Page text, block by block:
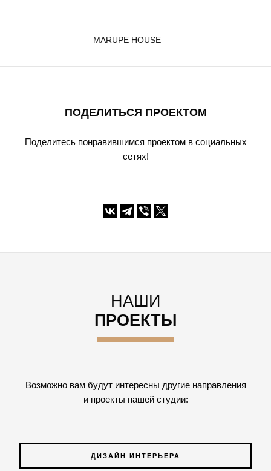
MARUPE HOUSE
ПОДЕЛИТЬСЯ ПРОЕКТОМ
Поделитесь понравившимся проектом в социальных
сетях!
НАШИ
ПРОЕКТЫ
Возможно вам будут интересны другие направления
и проекты нашей студии:
ДИЗАЙН ИНТЕРЬЕРА